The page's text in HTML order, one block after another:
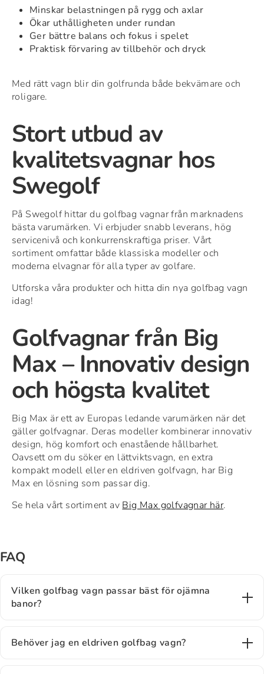
Minskar belastningen på rygg och axlar
Ökar uthålligheten under rundan
Ger bättre balans och fokus i spelet
Praktisk förvaring av tillbehör och dryck
Med rätt vagn blir din golfrunda både bekvämare och
roligare.
Stort utbud av
kvalitetsvagnar hos
Swegolf
På Swegolf hittar du golfbag vagnar från marknadens
bästa varumärken. Vi erbjuder snabb leverans, hög
servicenivå och konkurrenskraftiga priser. Vårt
sortiment omfattar både klassiska modeller och
moderna elvagnar för alla typer av golfare.
Utforska våra produkter och hitta din nya golfbag vagn
idag!
Golfvagnar från Big
Max – Innovativ design
och högsta kvalitet
Big Max är ett av Europas ledande varumärken när det
gäller golfvagnar. Deras modeller kombinerar innovativ
design, hög komfort och enastående hållbarhet.
Oavsett om du söker en lättviktsvagn, en extra
kompakt modell eller en eldriven golfvagn, har Big
Max en lösning som passar dig.
Se hela vårt sortiment av Big Max golfvagnar här.
FAQ
Vilken golfbag vagn passar bäst för ojämna
banor?
Behöver jag en eldriven golfbag vagn?